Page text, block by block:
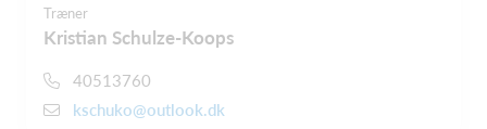
Træner
Kristian Schulze-Koops
40513760
kschuko@outlook.dk